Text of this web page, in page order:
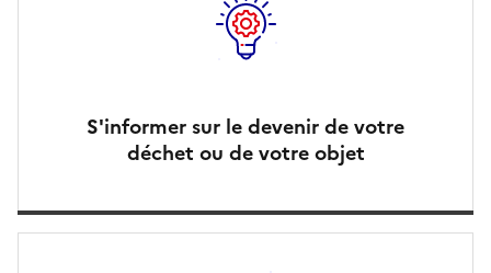
S'informer sur le devenir de votre
déchet ou de votre objet